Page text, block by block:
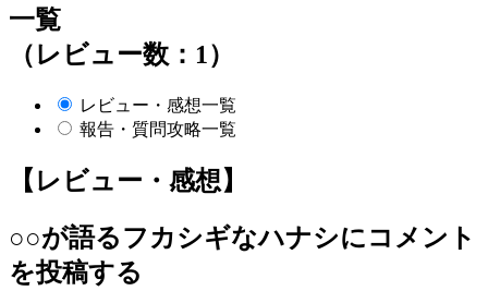
一覧
（レビュー数：1）
レビュー・感想一覧
報告・質問攻略一覧
【レビュー・感想】
○○が語るフカシギなハナシにコメント
を投稿する